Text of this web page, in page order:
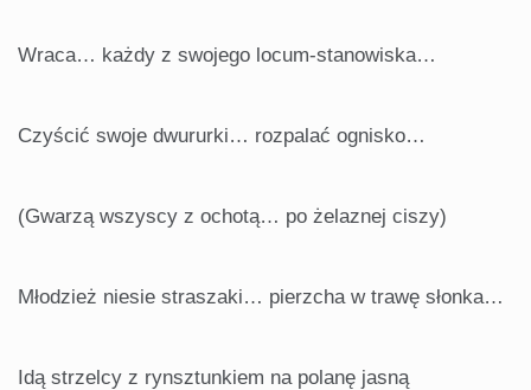
Wraca… każdy z swojego locum-stanowiska…
Czyścić swoje dwururki… rozpalać ognisko…
(Gwarzą wszyscy z ochotą… po żelaznej ciszy)
Młodzież niesie straszaki… pierzcha w trawę słonka…
Idą strzelcy z rynsztunkiem na polanę jasną